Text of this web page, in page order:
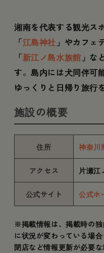
湘南を代表する観光ス
「江島神社 」やカフェ
「新江ノ島水族館 」な
す。島内には犬同伴可
ゆっくりと日帰り旅行
施設の概要
住所 神奈川
アクセス 片瀬江
公式サイト 公式ホ
※掲載情報は、掲載時の
に状況が変わっている場
閉店など情報更新が必要な